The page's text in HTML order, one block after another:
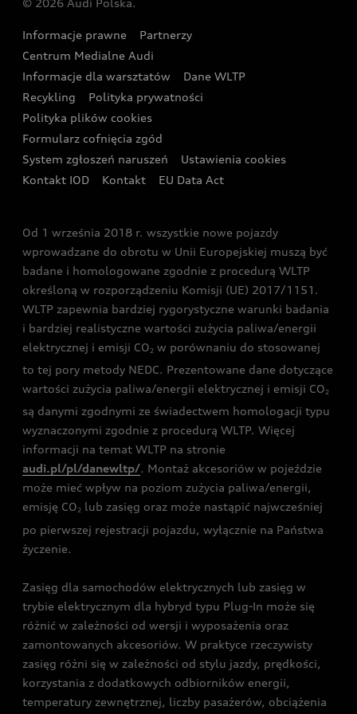
Wyszukaj najbliższego Partnera Audi
Oferta dla przedsiębiorców
Oferta dla klientów prywatnych
Kalkulator rat
Ubezpieczenie
Audi exclusive
Zasięg
Gwarancja
Akcje serwisowe Audi
Katalog online akcesoriów
Audi i Muzeum Sztuki Nowoczesnej w Warszawie
Audi driving experience
Audi quattro Cup
Audi i Puchar Świata w Skokach Narciarskich w
Zakopanem
© 2026 Audi Polska.
Informacje prawne
Partnerzy
Centrum Medialne Audi
Informacje dla warsztatów
Dane WLTP
Recykling
Polityka prywatności
Polityka plików cookies
Formularz cofnięcia zgód
System zgłoszeń naruszeń
Ustawienia cookies
Kontakt IOD
Kontakt EU Data Act
Od 1 września 2018 r. wszystkie nowe pojazdy
wprowadzane do obrotu w Unii Europejskiej muszą być
badane i homologowane zgodnie z procedurą WLTP
określoną w rozporządzeniu Komisji (UE) 2017/1151.
WLTP zapewnia bardziej rygorystyczne warunki badania
i bardziej realistyczne wartości zużycia paliwa/energii
elektrycznej i emisji CO2 w porównaniu do stosowanej
to tej pory metody NEDC. Prezentowane dane dotyczące
wartości zużycia paliwa/energii elektrycznej i emisji CO2
są danymi zgodnymi ze świadectwem homologacji typu
wyznaczonymi zgodnie z procedurą WLTP. Więcej
informacji na temat WLTP na stronie
audi.pl/pl/danewltp/. Montaż akcesoriów w pojeździe
może mieć wpływ na poziom zużycia paliwa/energii,
emisję CO2 lub zasięg oraz może nastąpić najwcześniej
po pierwszej rejestracji pojazdu, wyłącznie na Państwa
życzenie.
Zasięg dla samochodów elektrycznych lub zasięg w
trybie elektrycznym dla hybryd typu Plug-In może się
różnić w zależności od wersji i wyposażenia oraz
zamontowanych akcesoriów. W praktyce rzeczywisty
zasięg różni się w zależności od stylu jazdy, prędkości,
korzystania z dodatkowych odbiorników energii,
temperatury zewnętrznej, liczby pasażerów, obciążenia